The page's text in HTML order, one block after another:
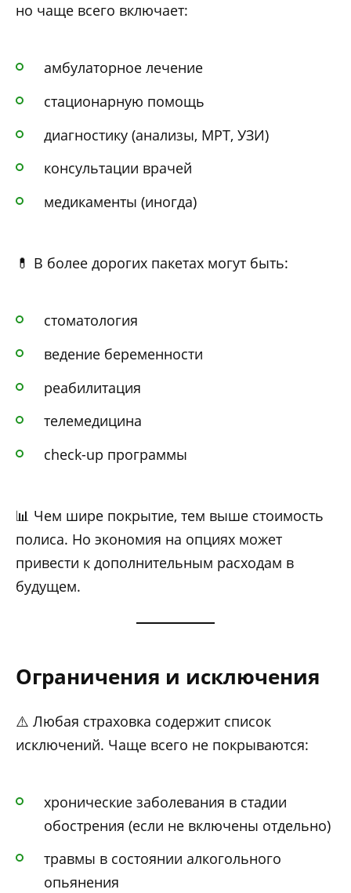
но чаще всего включает:
амбулаторное лечение
стационарную помощь
диагностику (анализы, МРТ, УЗИ)
консультации врачей
медикаменты (иногда)
💊 В более дорогих пакетах могут быть:
стоматология
ведение беременности
реабилитация
телемедицина
check-up программы
📊 Чем шире покрытие, тем выше стоимость
полиса. Но экономия на опциях может
привести к дополнительным расходам в
будущем.
Ограничения и исключения
⚠️ Любая страховка содержит список
исключений. Чаще всего не покрываются:
хронические заболевания в стадии
обострения (если не включены отдельно)
травмы в состоянии алкогольного
опьянения